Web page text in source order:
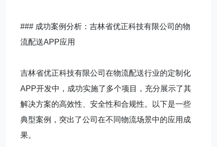
### 成功案例分析：吉林省优正科技有限公司的物
流配送APP应用
吉林省优正科技有限公司在物流配送行业的定制化
APP开发中，成功实施了多个项目，充分展示了其
解决方案的高效性、安全性和合规性。以下是一些
典型案例，突出了公司在不同物流场景中的应用成
果。